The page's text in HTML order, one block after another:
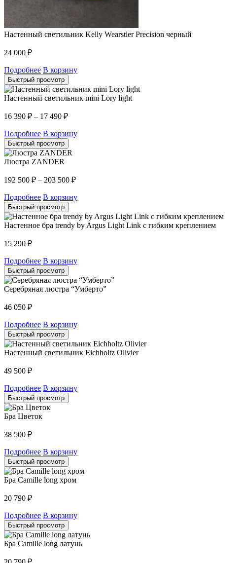
Настенный светильник Kelly Wearstler Precision черный
24 000 ₽
Подробнее В корзину
Быстрый просмотр
Настенный светильник mini Lory light
16 390 ₽ – 17 490 ₽
Подробнее В корзину
Быстрый просмотр
Люстра ZANDER
192 500 ₽ – 203 500 ₽
Подробнее В корзину
Быстрый просмотр
Настенное бра trendy by Argus Light Link с гибким креплением
15 290 ₽
Подробнее В корзину
Быстрый просмотр
Серебряная люстра “Умберто”
46 050 ₽
Подробнее В корзину
Быстрый просмотр
Настенный светильник Eichholtz Olivier
49 500 ₽
Подробнее В корзину
Быстрый просмотр
Бра Цветок
38 500 ₽
Подробнее В корзину
Быстрый просмотр
Бра Camille long хром
20 790 ₽
Подробнее В корзину
Быстрый просмотр
Бра Camille long латунь